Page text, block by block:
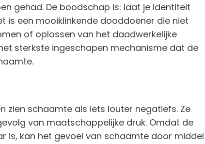
gehad. De boodschap is: laat je identiteit
is een mooiklinkende dooddoener die niet
of oplossen van het daadwerkelijke
sterkste ingeschapen mechanisme dat de
zien schaamte als iets louter negatiefs. Ze
van maatschappelijke druk. Omdat de
is, kan het gevoel van schaamte door middel